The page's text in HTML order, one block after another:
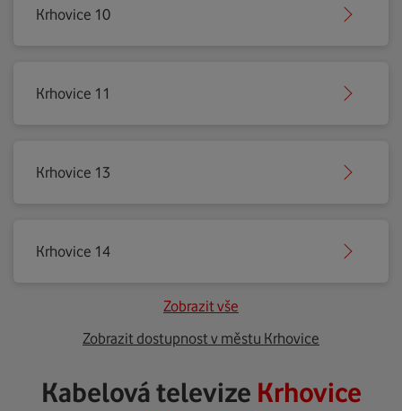
Krhovice 10
Krhovice 11
Krhovice 13
Krhovice 14
Zobrazit vše
Zobrazit dostupnost v městu Krhovice
Kabelová televize Krhovice